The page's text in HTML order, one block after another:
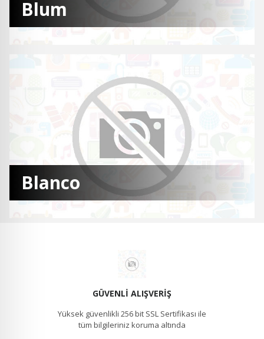
Blum
Blanco
GÜVENLI ALIŞVERIŞ
Yüksek güvenlikli 256 bit SSL Sertifikası ile
tüm bilgileriniz koruma altında